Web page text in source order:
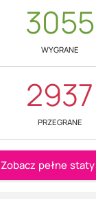
3055
WYGRANE
2937
PRZEGRANE
Zobacz pełne